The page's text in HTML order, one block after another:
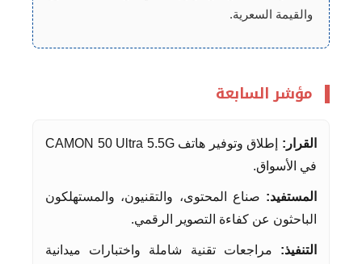
والقيمة السعرية.
مؤشر السابعة
القرار:
إطلاق وتوفير هاتف CAMON 50 Ultra 5.5G
في الأسواق.
المستفيد: صناع المحتوى، والتقنيون، والمستهلكون
الباحثون عن كفاءة التصوير الرقمي.
التنفيذ: مراجعات تقنية شاملة واختبارات ميدانية